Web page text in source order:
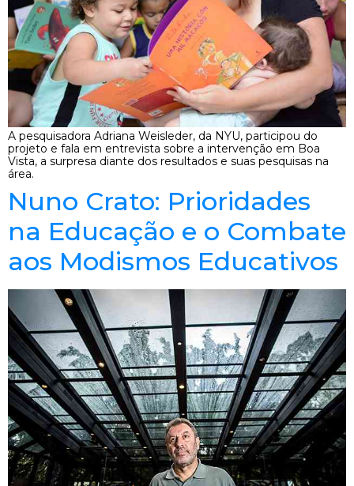
A pesquisadora Adriana Weisleder, da NYU, participou do
projeto e fala em entrevista sobre a intervenção em Boa
Vista, a surpresa diante dos resultados e suas pesquisas na
área.
Nuno Crato: Prioridades
na Educação e o Combate
aos Modismos Educativos